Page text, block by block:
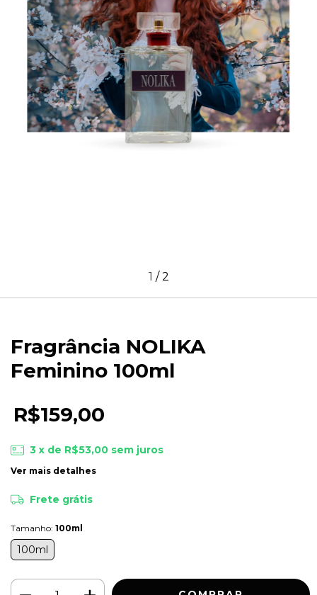
1 /2
Fragrância NOLIKA
Feminino 100ml
R$159,00
3 x de R$53,00 sem juros
Ver mais detalhes
Frete grátis
Tamanho: 100ml
100ml